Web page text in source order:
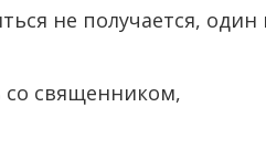
не получается,
со священником,